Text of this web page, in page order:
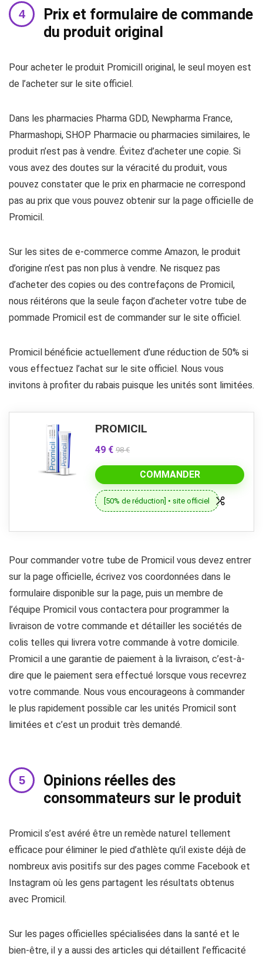
Prix ​​et formulaire de commande
du produit original
Pour acheter le produit Promicill original, le seul moyen est
de l’acheter sur le site officiel.
Dans les pharmacies Pharma GDD, Newpharma France,
Pharmashopi, SHOP Pharmacie ou pharmacies similaires, le
produit n’est pas à vendre. Évitez d’acheter une copie. Si
vous avez des doutes sur la véracité du produit, vous
pouvez constater que le prix en pharmacie ne correspond
pas au prix que vous pouvez obtenir sur la page officielle de
Promicil.
Sur les sites de e-commerce comme Amazon, le produit
d’origine n’est pas non plus à vendre. Ne risquez pas
d’acheter des copies ou des contrefaçons de Promicil,
nous réitérons que la seule façon d’acheter votre tube de
pommade Promicil est de commander sur le site officiel.
Promicil bénéficie actuellement d’une réduction de 50% si
vous effectuez l’achat sur le site officiel. Nous vous
invitons à profiter du rabais puisque les unités sont limitées.
PROMICIL
49 € 98 €
COMMANDER
[50% de réduction] • site officiel
Pour commander votre tube de Promicil vous devez entrer
sur la page officielle, écrivez vos coordonnées dans le
formulaire disponible sur la page, puis un membre de
l’équipe Promicil vous contactera pour programmer la
livraison de votre commande et détailler les sociétés de
colis telles qui livrera votre commande à votre domicile.
Promicil a une garantie de paiement à la livraison, c’est-à-
dire que le paiement sera effectué lorsque vous recevrez
votre commande. Nous vous encourageons à commander
le plus rapidement possible car les unités Promicil sont
limitées et c’est un produit très demandé.
Opinions réelles des
consommateurs sur le produit
Promicil s’est avéré être un remède naturel tellement
efficace pour éliminer le pied d’athlète qu’il existe déjà de
nombreux avis positifs sur des pages comme Facebook et
Instagram où les gens partagent les résultats obtenus
avec Promicil.
Sur les pages officielles spécialisées dans la santé et le
bien-être, il y a aussi des articles qui détaillent l’efficacité